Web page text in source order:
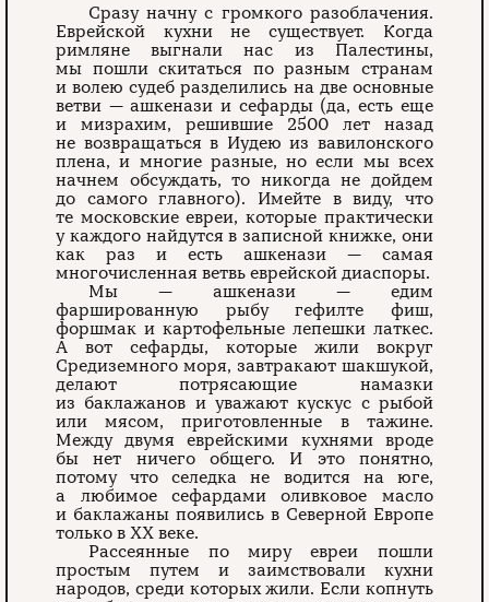
Сразу начну с громкого разоблачения.
Еврейской кухни не сущест­вует. Когда
римляне выгнали нас из Палестины,
мы пошли скитаться по разным странам
и волею судеб разделились на две основные
ветви — ашкенази и сефарды (да, есть еще
и мизрахим, решившие 2500 лет назад
не возвращаться в Иудею из вавилонского
плена, и многие разные, но если мы всех
начнем обсуждать, то никогда не дойдем
до самого главного). Имейте в виду, что
те московские евреи, которые практически
у каждого найдутся в записной книжке, они
как раз и есть ашкенази — самая
многочисленная ветвь еврейской диаспоры.
Мы — ашкенази — едим
фаршированную рыбу гефилте фиш,
форшмак и картофельные лепешки латкес.
А вот сефарды, которые жили вокруг
Средиземного моря, завтракают шакшукой,
делают потрясаю­щие намазки
из баклажанов и уважают кускус с рыбой
или мясом, приготовленные в тажине.
Между двумя еврей­скими кухнями вроде
бы нет ничего общего. И это понятно,
потому что селедка не водится на юге,
а любимое сефардами оливковое масло
и баклажаны появились в Северной Европе
только в XX веке.
Рассеянные по миру евреи пошли
простым путем и заимствовали кухни
народов, среди которых жили. Если копнуть